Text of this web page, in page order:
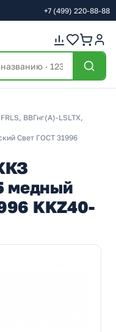
+7 (499) 220-88-88
ВВГнг(А)-LSLTX,
Свет ГОСТ 31996
медный
KKZ40-